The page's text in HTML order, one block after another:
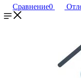
Сравнение0